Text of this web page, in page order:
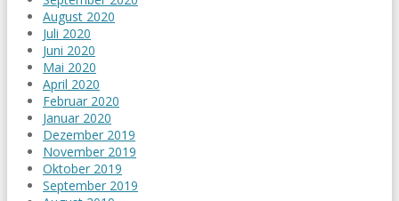
August 2020
Juli 2020
Juni 2020
Mai 2020
April 2020
Februar 2020
Januar 2020
Dezember 2019
November 2019
Oktober 2019
September 2019